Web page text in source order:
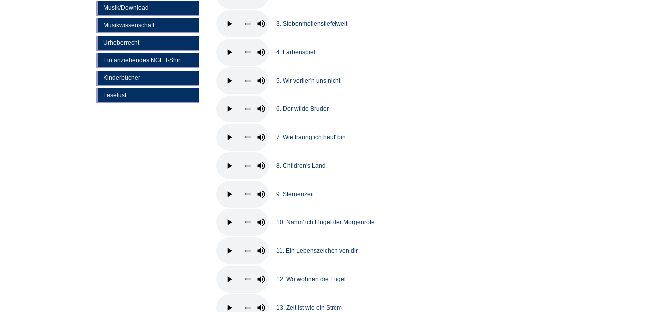
Musik/Download
Musikwissenschaft
Urheberrecht
Ein anziehendes NGL T-Shirt
Kinderbücher
Leselust
3. Siebenmeilenstiefelweit
4. Farbenspiel
5. Wir verlier'n uns nicht
6. Der wilde Bruder
7. Wie traurig ich heut' bin
8. Children's Land
9. Sternenzeit
10. Nähm' ich Flügel der Morgenröte
11. Ein Lebenszeichen von dir
12. Wo wohnen die Engel
13. Zeit ist wie ein Strom